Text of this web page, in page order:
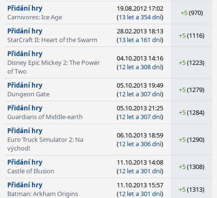
Přidání hry
Carnivores: Ice Age
19.08.2012 17:02
(13 let a 354 dní) +5(970)
Přidání hry
StarCraft II: Heart of the Swarm
28.02.2013 18:13
(13 let a 161 dní) +5(1116)
Přidání hry
Disney Epic Mickey 2: The Power
of Two
04.10.2013 14:16
(12 let a 308 dní) +5(1223)
Přidání hry
Dungeon Gate
05.10.2013 19:49
(12 let a 307 dní) +5(1279)
Přidání hry
Guardians of Middle-earth
05.10.2013 21:25
(12 let a 307 dní) +5(1284)
Přidání hry
Euro Truck Simulator 2: Na
východ!
06.10.2013 18:59
(12 let a 306 dní) +5(1290)
Přidání hry
Castle of Illusion
11.10.2013 14:08
(12 let a 301 dní) +5(1308)
Přidání hry
Batman: Arkham Origins
11.10.2013 15:57
(12 let a 301 dní) +5(1313)